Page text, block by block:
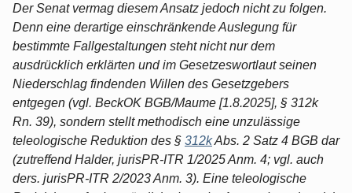
Der Senat vermag diesem Ansatz jedoch nicht zu folgen.
Denn eine derartige einschränkende Auslegung für
bestimmte Fallgestaltungen steht nicht nur dem
ausdrücklich erklärten und im Gesetzeswortlaut seinen
Niederschlag findenden Willen des Gesetzgebers
entgegen (vgl. BeckOK BGB/Maume [1.8.2025], § 312k
Rn. 39), sondern stellt methodisch eine unzulässige
teleologische Reduktion des § 312kAbs. 2 Satz 4 BGB dar
(zutreffend Halder, jurisPR-ITR 1/2025 Anm. 4; vgl. auch
ders. jurisPR-ITR 2/2023 Anm. 3). Eine teleologische